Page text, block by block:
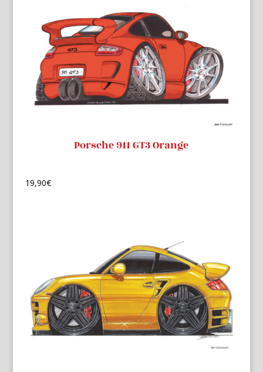
Porsche 911 GT3 Orange
19,90€